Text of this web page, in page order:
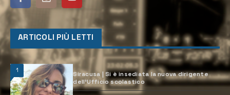
ARTICOLI PIÙ LETTI
1
Siracusa | Si è insediata la nuova dirigente
dell’Ufficio scolastico